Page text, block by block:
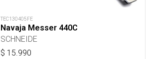
TEC130405FE
Navaja Messer 440C
SCHNEIDE
$ 15.990